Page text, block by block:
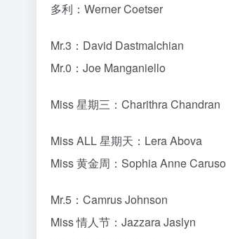
尹卡兰姆：Yonda Thomas
寇布拉：Sendhil Ramamurthy
多鲁顿：Tyrone Keogh
动漫 # Netflix # 海贼王